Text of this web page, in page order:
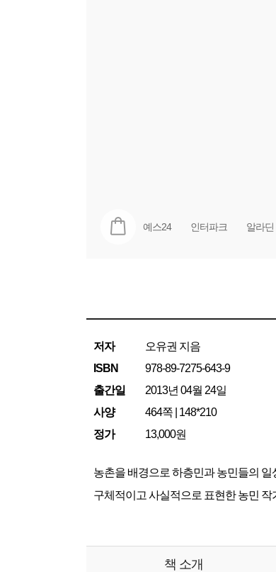
예스24 인터파크 알라딘
저자
오유권 지음
ISBN
978-89-7275-643-9
출간일
2013년 04월 24일
사양
464쪽 | 148*210
정가
13,000원
농촌을 배경으로 하층민과 농민들의
구체적이고 사실적으로 표현한 농민 작
책 소개